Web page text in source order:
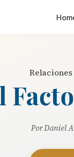
Por Daniel